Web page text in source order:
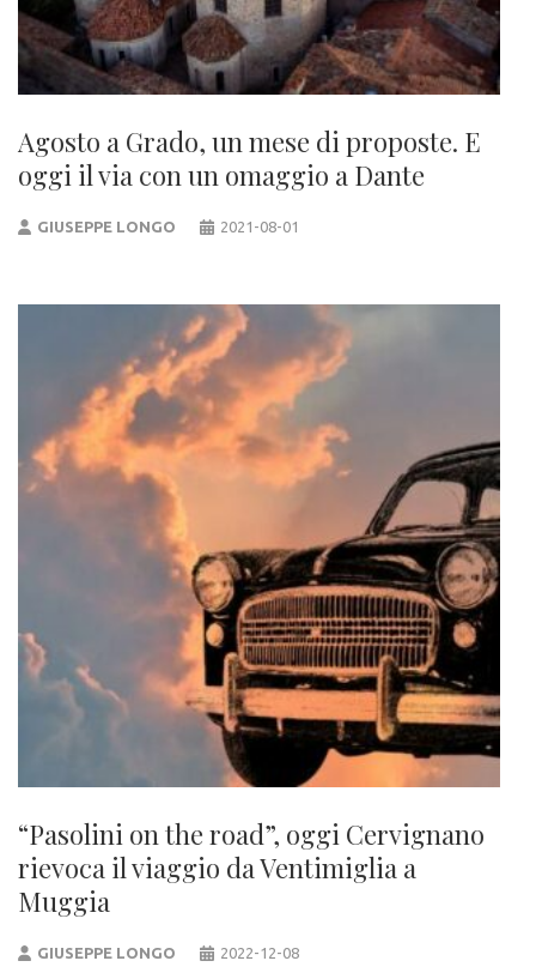
Agosto a Grado, un mese di proposte. E
oggi il via con un omaggio a Dante
GIUSEPPE LONGO 2021-08-01
“Pasolini on the road”, oggi Cervignano
rievoca il viaggio da Ventimiglia a
Muggia
GIUSEPPE LONGO 2022-12-08